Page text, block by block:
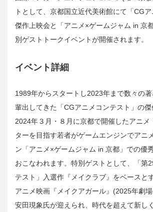
トとして、京都国立近代美術館にて「CGア
傑作上映会と「アニメ×ゲームジャム in 京
別ゲストトークイベントが開催されます。
イベント詳細
1989年からスタートし2023年まで数々の
輩出してきた「CGアニメコンテスト」の傑
2024年３月・８月に京都で開催したアニメ
ターを目指す若者がゲームエンジンでアニ
ン「アニメ×ゲームジャム in 京都」での優
おこなわれます。特別ゲストとして、「第
テスト」入選作『メイクラブ』をベースと
アニメ映画『メイクアガール』(2025年劇
安田現象氏が迎えられ、時代を超えて新し